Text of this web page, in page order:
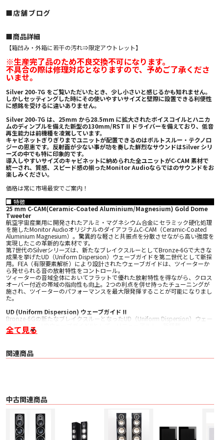
■店舗ブログ
■︎商品詳細
【箱凹み・外箱に若干の汚れ⇒限定アウトレット】
※生産完了品のため不良交換不可になります。
不具合の際は修理対応となりますので、予めご了承くださ
いませ。
Silver 200-7G をご覧いただいたとき、少し小さいと感じるかも知れません。
しかしセッティングした時にその使いやすいサイズと壁際に設置できる利便性
に感銘を受けるに違いありません。
Silver 200-7G は、25mm から28.5mm に拡大されたボイスコイルとハニカ
ムのディンプルを備えた新型の130mm/RST II ドライバーを備えており、低音
再生能力は前機種を凌駕しています。
キャビネットぎりぎりまでユニットが配置できるのはボルトスルー・テクノロ
ジーの恩恵です。反射面が少ない事が功を奏した鮮烈なサウンドはSilver シリ
ーズの中でも特に印象的です。
導入しやすいサイズのキャビネットに納められた全ユニットがC-CAM 素材で
統一され、質感、スピード感の揃ったMonitor Audioならではのサウンドをお
楽しみください。
価格は常に市場最安でご案内！
■ 特徴
25 mm C-CAM(Ceramic-Coated Aluminium/Magnesium) Gold Dome
Tweeter
航空宇宙産業用に開発されたアルミ・マグネシウム合金にセラミック硬化処理
を施したMonitor AudioオリジナルのダイアフラムC-CAM（Ceramic-Coated
Aluminium Magnesium）。驚異的な軽さと共振点を分散させながら高い強度を
実現したこの革新的な素材です。
第7世代のSilverシリーズは、新たなブレイクスルーとしてBronze-6Gで大きな
成果を挙げたUD（Uniform Dispersion）ウェーブガイドを第二世代として新採
用。FEA（有限要素解析）により設計されたウェーブガイドは、ツイーターか
ら発せられる音の放射特性をコントロール。
ツィーターの音域全体においてフラットで優れた放射特性を得ながら、クロス
オーバー付近の帯域の指向性も向上。2つの利点を併せ持ったチューニングが
施され、ツイーターのパフォーマンスを最大限発揮することが可能になりまし
た。
UD (Uniform Dispersion) ウェーブガイド II
Bronze-6Gの新たなブレイクスルーとなったUD（Uniform Dispersion）ウェー
ブガイドを、UDウェーブガイドIIとして、リニューアルし、新搭載。
FEA（有限要素解析）を用いることにより設計されたウェーブガイドにより、
の指向性も向上。
C-CAM Goldドームツィーターのパフォーマンスを最大限発揮します。
範囲全てに至るまで、高いリニアリティを実現しています。
そのRSTドライバーがSilver-7Gで更に進化。ディンプル形状のリニューアルに
にBronze-6Gの新たなブレイクスルーとなったDCM（Damped Concentric
Mode） テクノロジーも備え、優れた特性にさらに磨きをかけました。また、
ドライバーの周辺のトリムリングは、ドライバーのエッジを目立ちにくくし美
しい外観に貢献しています。
全て見る
関連商品
中古関連商品